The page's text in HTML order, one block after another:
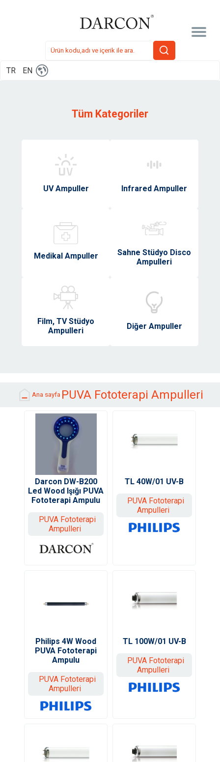
TR EN
Tüm Kategoriler
UV Ampuller Infrared Ampuller
Medikal Ampuller
Sahne Stüdyo Disco
Ampulleri
Film, TV Stüdyo
Ampulleri
Diğer Ampuller
Ana sayfa PUVA Fototerapi Ampulleri
Darcon DW-B200
Led Wood Işığı PUVA
Fototerapi Ampulu
PUVA Fototerapi
Ampulleri
TL 40W/01 UV-B
PUVA Fototerapi
Ampulleri
Philips 4W Wood
PUVA Fototerapi
Ampulu
PUVA Fototerapi
Ampulleri
TL 100W/01 UV-B
PUVA Fototerapi
Ampulleri